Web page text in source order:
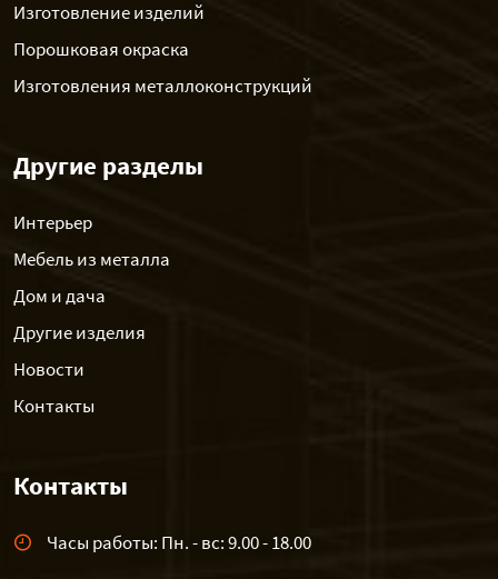
Изготовление изделий
Порошковая окраска
Изготовления металлоконструкций
Другие разделы
Интерьер
Мебель из металла
Дом и дача
Другие изделия
Новости
Контакты
Контакты
Часы работы: Пн. - вс: 9.00 - 18.00